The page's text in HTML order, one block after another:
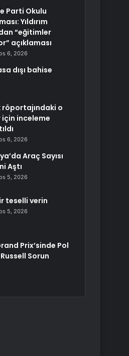
Parti Okulu
Yıldırım
“eğitimler
açıklaması
6, 2026
dışı bahise
röportajındaki o
için inceleme
6, 2026
Araç Sayısı
Aştı
5, 2026
teselli verin
5, 2026
Prix’sinde Pol
Sorun